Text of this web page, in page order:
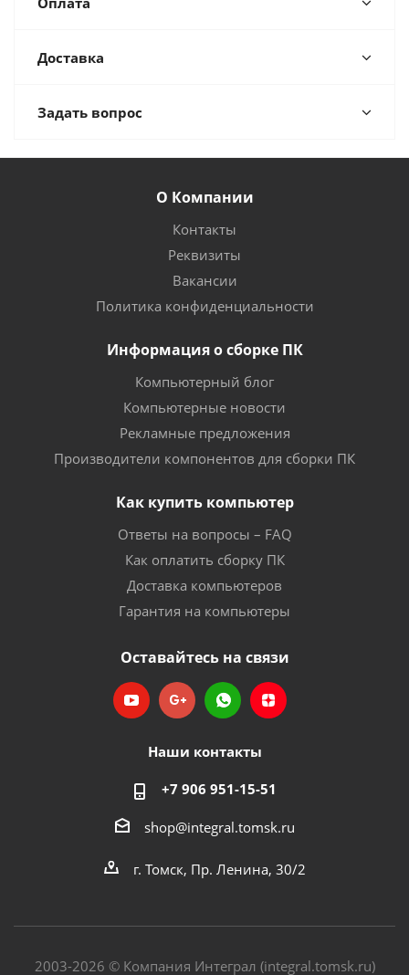
Доставка
Задать вопрос
О Компании
Контакты
Реквизиты
Вакансии
Политика конфиденциальности
Информация о сборке ПК
Компьютерный блог
Компьютерные новости
Рекламные предложения
Производители компонентов для сборки ПК
Как купить компьютер
Ответы на вопросы – FAQ
Как оплатить сборку ПК
Доставка компьютеров
Гарантия на компьютеры
Оставайтесь на связи
Наши контакты
+7 906 951-15-51
shop@integral.tomsk.ru
г. Томск, Пр. Ленина, 30/2
2003-2026 © Компания Интеграл (integral.tomsk.ru)